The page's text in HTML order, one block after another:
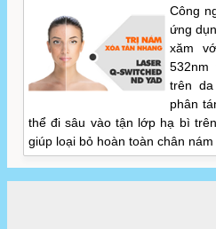
Công
ứng
xăm
trên
phân
thể đi sâu vào tận lớp hạ bì
giúp loại bỏ hoàn toàn chân nám